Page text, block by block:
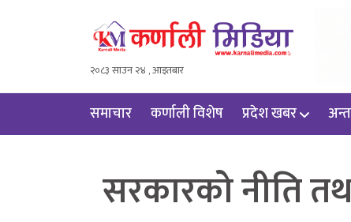
२०८३ साउन २४ , आइतबार
समाचार कर्णाली विशेष प्रदेश खबर
सरकारको नीति